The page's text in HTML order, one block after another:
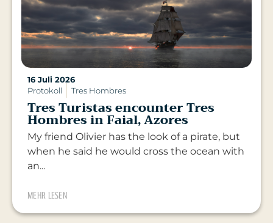
16 Juli 2026
Protokoll
Tres Hombres
Tres Turistas encounter Tres
Hombres in Faial, Azores
My friend Olivier has the look of a pirate, but
when he said he would cross the ocean with
an...
MEHR LESEN